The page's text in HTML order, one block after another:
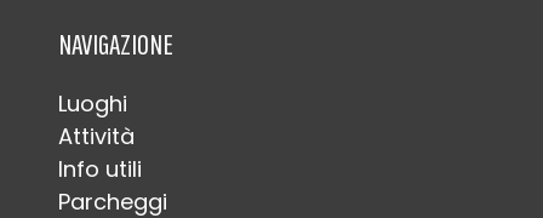
NAVIGAZIONE
Luoghi
Attività
Info utili
Parcheggi